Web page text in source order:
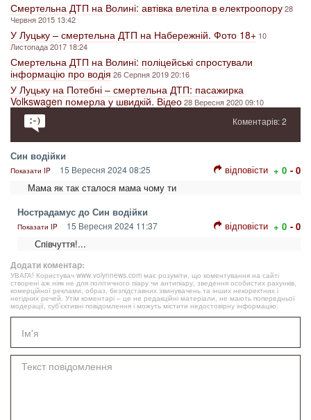
Смертельна ДТП на Волині: автівка влетіла в електроопору28
Червня 2015 13:42
У Луцьку – смертельна ДТП на Набережній. Фото 18+ 10
Листопада 2017 18:24
Смертельна ДТП на Волині: поліцейські спростували
інформацію про водія26 Серпня 2019 20:16
У Луцьку на Потебні – смертельна ДТП: пасажирка
Volkswagen померла у швидкій. Відео28 Вересня 2020 09:10
Коментарів: 2
Син водійки
Показати IP 15 Вересня 2024 08:25 відповісти + 0 - 0
Мама як так сталося мама чому ти
Нострадамус до Син водійки
Показати IP 15 Вересня 2024 11:37 відповісти + 0 - 0
Спiвчуття!...
Додати коментар:
УВАГА! Користувач www.volynnews.com має розуміти, що коментування на сайті
створені аж ніяк не для політичного піару чи антипіару, зведення особистих рахунків,
комерційної реклами, образ, безпідставних звинувачень та інших некоректних і
негідних речей. Утім коментарі – це не редакційні матеріали, не мають попередньої
модерації, суб’єктивні повідомлення і можуть містити недостовірну інформацію.